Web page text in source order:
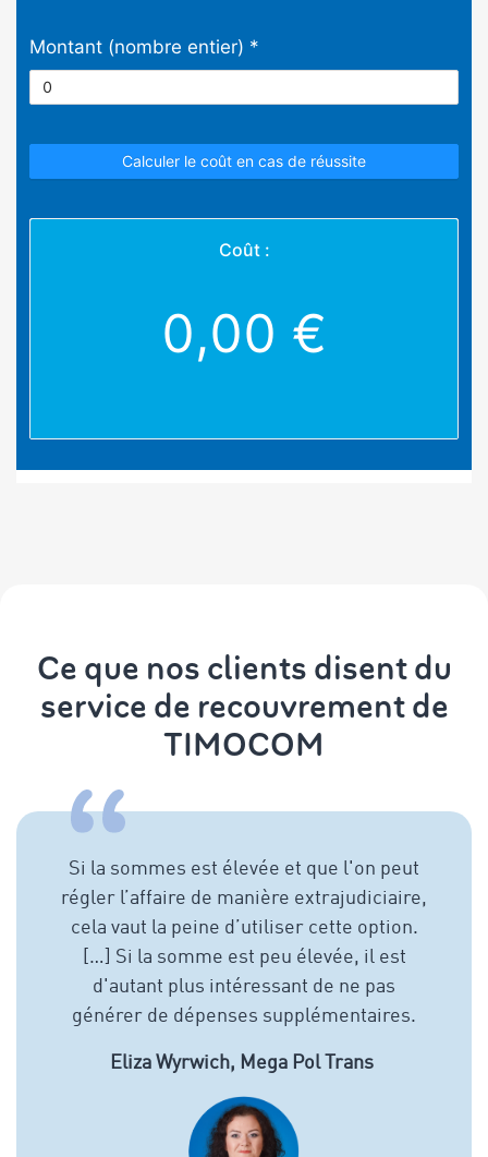
Ce que nos clients disent du
service de recouvrement de
TIMOCOM
Si la sommes est élevée et que l'on peut
régler l’affaire de manière extrajudiciaire,
cela vaut la peine d’utiliser cette option.
[…] Si la somme est peu élevée, il est
d'autant plus intéressant de ne pas
générer de dépenses supplémentaires.
Eliza Wyrwich, Mega Pol Trans